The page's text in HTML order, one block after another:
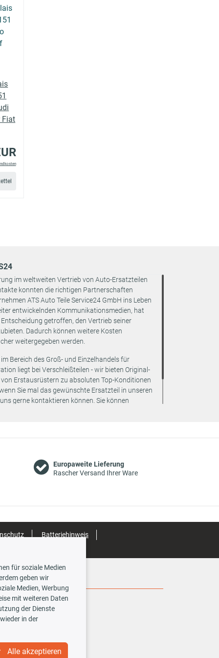
Fiat
im weltweiten Vertrieb von Auto-Ersatzteilen
konnten die richtigen Partnerschaften
ATS Auto Teile Service24 GmbH ins Leben
entwickelnden Kommunikationsmedien, hat
getroffen, den Vertrieb seiner
Dadurch können weitere Kosten
weitergegeben werden.
Bereich des Groß- und Einzelhandels für
liegt bei Verschleißteilen - wir bieten Original-
Erstausrüstern zu absoluten Top-Konditionen
Sie mal das gewünschte Ersatzteil in unseren
gerne kontaktieren können. Sie können
Europaweite Lieferung
Rascher Versand Ihrer Ware
Batteriehinweis
Social Media
für soziale Medien
geben wir
Medien, Werbung
mit weiteren Daten
der Dienste
in der
Alle akzeptieren